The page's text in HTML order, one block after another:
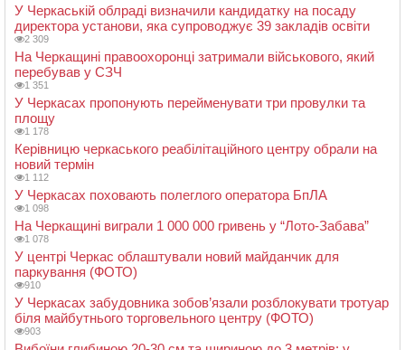
У Черкаській облраді визначили кандидатку на посаду
директора установи, яка супроводжує 39 закладів освіти
2 309
На Черкащині правоохоронці затримали військового, який
перебував у СЗЧ
1 351
У Черкасах пропонують перейменувати три провулки та
площу
1 178
Керівницю черкаського реабілітаційного центру обрали на
новий термін
1 112
У Черкасах поховають полеглого оператора БпЛА
1 098
На Черкащині виграли 1 000 000 гривень у “Лото-Забава”
1 078
У центрі Черкас облаштували новий майданчик для
паркування (ФОТО)
910
У Черкасах забудовника зобов’язали розблокувати тротуар
біля майбутнього торговельного центру (ФОТО)
903